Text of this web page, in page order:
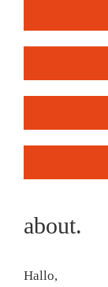
about.
Hallo,